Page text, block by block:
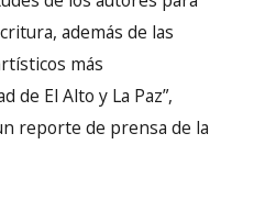
además de las
más
de El Alto y La Paz”,
reporte de prensa de la